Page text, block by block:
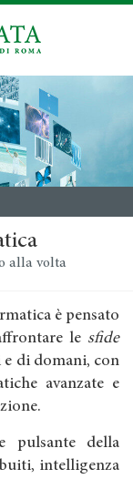
alla volta
è pensato
le sfide
di domani, con
avanzate e
pulsante della
intelligenza